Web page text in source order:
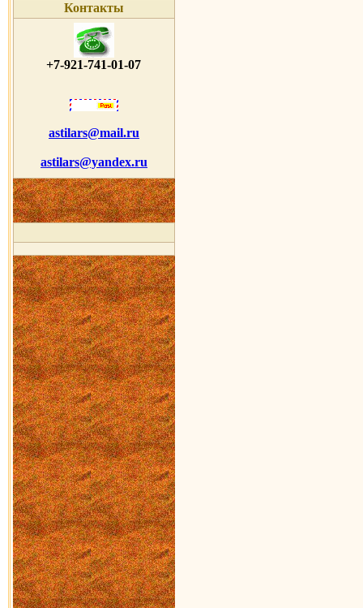
Контакты
+7-921-741-01-07
astilars@mail.ru
astilars@yandex.ru